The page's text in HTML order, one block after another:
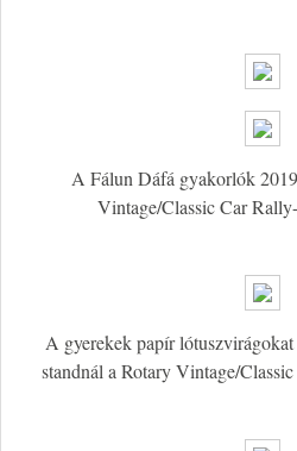
A Fálun Dáfá gyakorlók
Vintage/Classic Car
A gyerekek papír
standnál a Rotary Vintage/